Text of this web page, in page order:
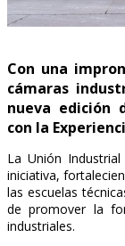
Con una
cámaras
nueva edición
con la
La Unión
iniciativa,
las escuelas
de promover la
industriales.